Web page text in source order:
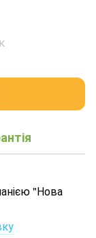
"Нова